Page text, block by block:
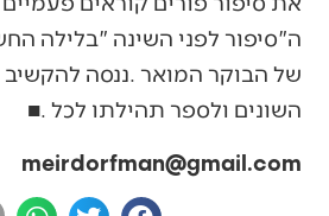
‬השונים‭ ‬ולספר‭ ‬תהילתו‭ ‬לכל‭. ‬■
meirdorfman@gmail.com